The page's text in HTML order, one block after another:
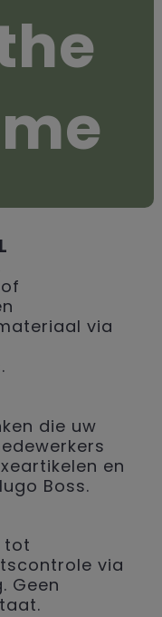
via
die uw
en
Boss.
tot
via
Geen